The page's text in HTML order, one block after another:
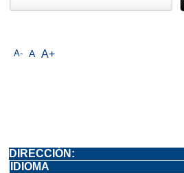
A- A A+
DIRECCIÓN:
IDIOMA